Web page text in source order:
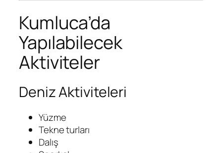
Kumluca’da
Yapılabilecek
Aktiviteler
Deniz Aktiviteleri
Yüzme
Tekne turları
Dalış